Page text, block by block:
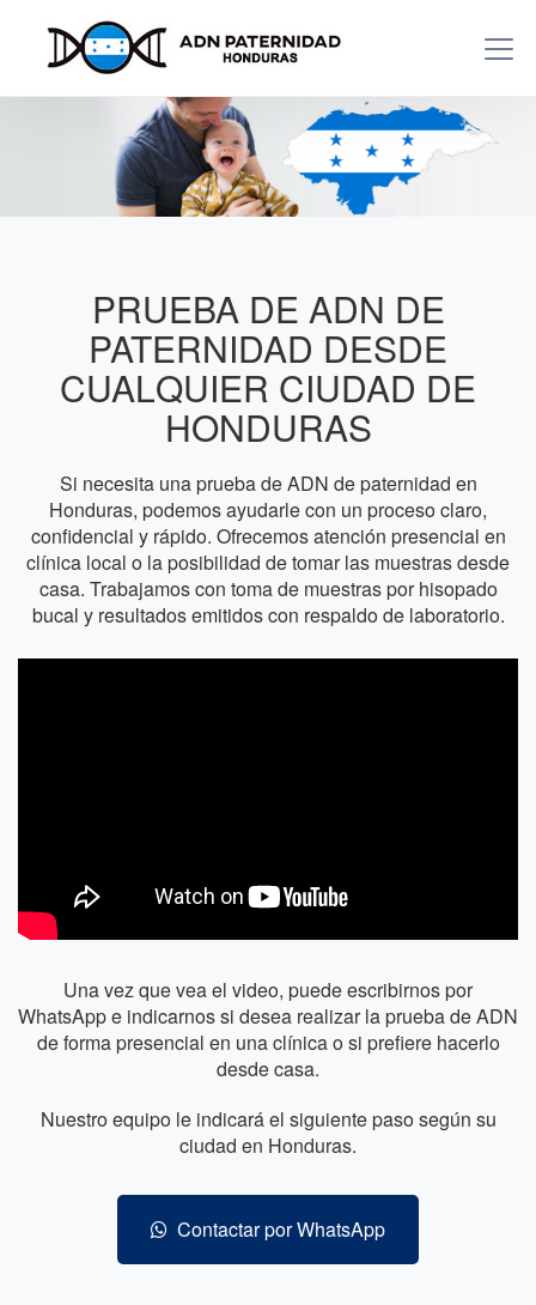
PRUEBA DE ADN DE
PATERNIDAD DESDE
CUALQUIER CIUDAD DE
HONDURAS
Si necesita una prueba de ADN de paternidad en
Honduras, podemos ayudarle con un proceso claro,
confidencial y rápido. Ofrecemos atención presencial en
clínica local o la posibilidad de tomar las muestras desde
casa. Trabajamos con toma de muestras por hisopado
bucal y resultados emitidos con respaldo de laboratorio.
Una vez que vea el video, puede escribirnos por
WhatsApp e indicarnos si desea realizar la prueba de ADN
de forma presencial en una clínica o si prefiere hacerlo
desde casa.
Nuestro equipo le indicará el siguiente paso según su
ciudad en Honduras.
Contactar por WhatsApp